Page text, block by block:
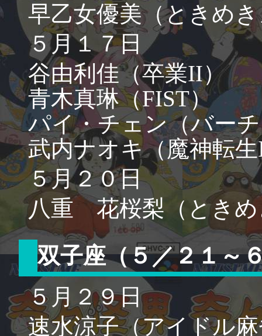
早乙女優美（ときめ
５月１７日
谷由利佳（卒業II）
青木真琳（FIST）
パイ・チェン（バー
武内ナオキ（魔神転
５月２０日
八重 花桜梨（ときめ
双子座（５／２１～
５月２９日
速水涼子（アイドル